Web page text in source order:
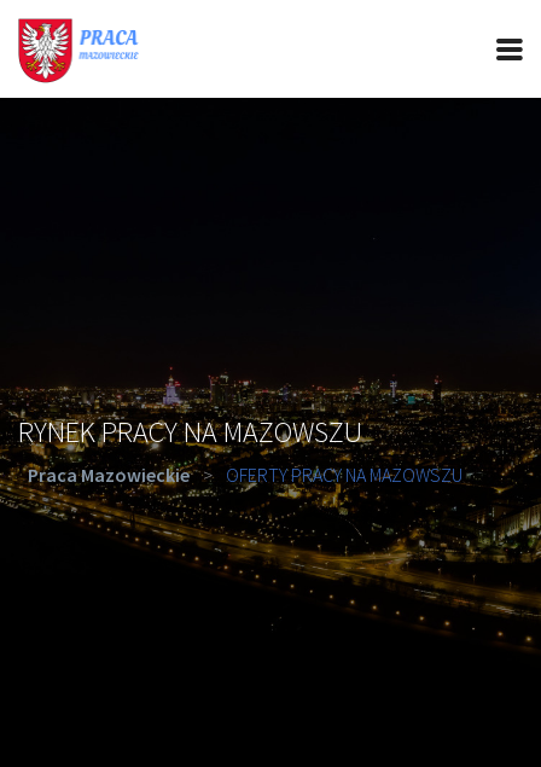
RYNEK PRACY NA MAZOWSZU
Praca Mazowieckie > OFERTY PRACY NA MAZOWSZU